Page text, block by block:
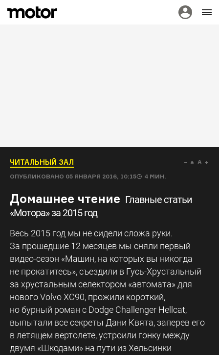
ЧИТАЛЬНЫЙ ЗАЛ
ОПУБЛИКОВАНО 05 ЯНВАРЯ 2016, 10:15 4 МИН.
a A
Домашнее чтение Главные статьи
«Мотора» за 2015 год
Весь 2015 год мы не сидели сложа руки.
За прошедшие 12 месяцев мы сняли первый
видео-сезон «Машин, на которых вы никогда
не прокатитесь», съездили в Гусь-Хрустальный
за хрустальным селектором «автомата» для
нового Volvo XC90, прожили короткий,
но бурный роман с Dodge Challenger Hellcat,
выпытали все секреты Дани Квята, заперев его
в летящем вертолете, устроили гонку между
двумя «Шкодами» на пути из Хельсинки